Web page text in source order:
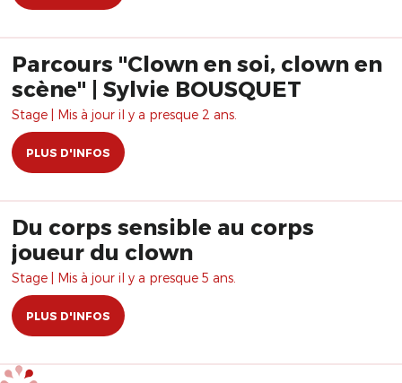
Parcours "Clown en soi, clown en
scène" | Sylvie BOUSQUET
Stage | Mis à jour il y a presque 2 ans.
PLUS D'INFOS
Du corps sensible au corps
joueur du clown
Stage | Mis à jour il y a presque 5 ans.
PLUS D'INFOS